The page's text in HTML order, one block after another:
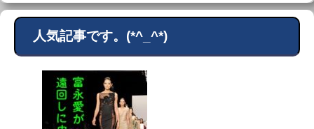
人気記事です。(*^_^*)